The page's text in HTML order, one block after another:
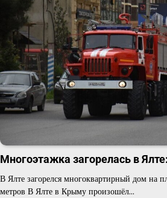
Многоэтажка загорелась в
В Ялте загорелся многоквартирный дом на
метров В Ялте в Крыму произошёл…